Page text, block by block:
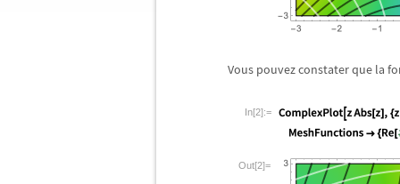
Vous pouvez constater que la
In[2]:=
Out[2]=